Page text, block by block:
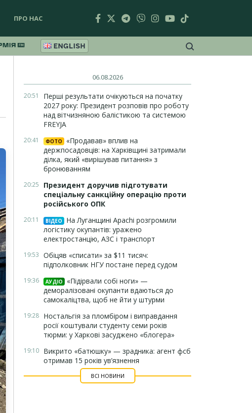
ПРО НАС
ENGLISH
06.08.2026
20:51
Перші результати очікуються на початку
2027 року: Президент розповів про роботу
над вітчизняною балістикою та системою
FREYJA
20:41 ФОТО
«Продавав» вплив на
держпосадовців: на Харківщині затримали
ділка, який «вирішував питання» з
бронюванням
20:25
Президент доручив підготувати
спеціальну санкційну операцію проти
російського ОПК
20:11 ВІДЕО
На Луганщині Apachi розгромили
логістику окупантів: уражено
електростанцію, АЗС і транспорт
19:53 Обіцяв «списати» за $11 тисяч:
підполковник НГУ постане перед судом
19:36 АУДІО
«Підірвали собі ноги» —
деморалізовані окупанти вдаються до
самокаліцтва, щоб не йти у штурми
19:28 Ностальгія за пломбіром і виправдання
росії коштували студенту семи років
тюрми: у Харкові засуджено «блогера»
19:10 Викрито «батюшку» — зрадника: агент фсб
отримав 15 років ув’язнення
ВСІ НОВИНИ